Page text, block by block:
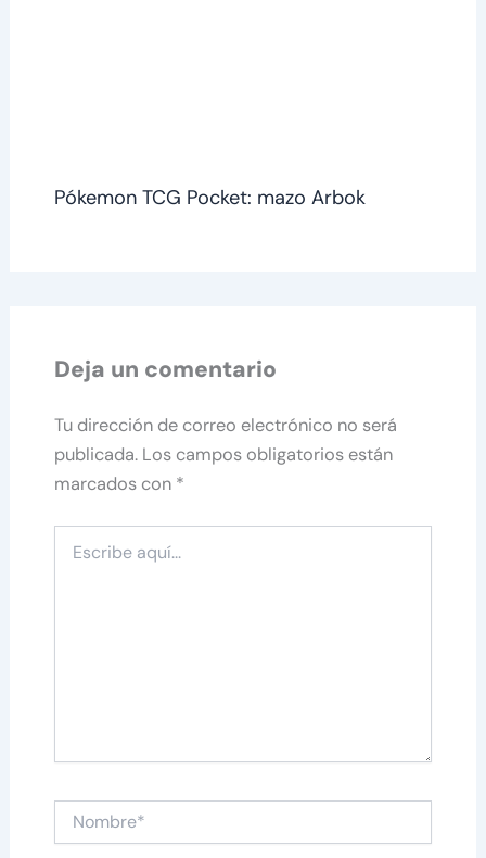
Pókemon TCG Pocket: mazo Arbok
Deja un comentario
Tu dirección de correo electrónico no será
publicada. Los campos obligatorios están
marcados con *
aquí...